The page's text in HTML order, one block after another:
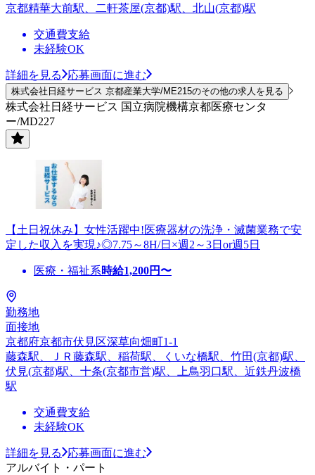
京都精華大前駅、二軒茶屋(京都)駅、北山(京都)駅
交通費支給
未経験OK
詳細を見る 応募画面に進む
株式会社日経サービス 京都産業大学/ME215のその他の求人を見る
株式会社日経サービス 国立病院機構京都医療センタ
ー/MD227
【土日祝休み】女性活躍中!医療器材の洗浄・滅菌業務で安
定した収入を実現♪◎7.75～8H/日×週2～3日or週5日
医療・福祉系時給1,200円〜
勤務地
面接地
京都府京都市伏見区深草向畑町1-1
藤森駅、ＪＲ藤森駅、稲荷駅、くいな橋駅、竹田(京都)駅、
伏見(京都)駅、十条(京都市営)駅、上鳥羽口駅、近鉄丹波橋
駅
交通費支給
未経験OK
詳細を見る
応募画面に進む
アルバイト・パート